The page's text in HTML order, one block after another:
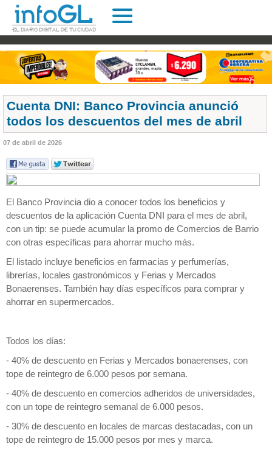
Cuenta DNI: Banco Provincia anunció
todos los descuentos del mes de abril
07 de abril de 2026
El Banco Provincia dio a conocer todos los beneficios y
descuentos de la aplicación Cuenta DNI para el mes de abril,
con un tip: se puede acumular la promo de Comercios de Barrio
con otras específicas para ahorrar mucho más.
El listado incluye beneficios en farmacias y perfumerías,
librerías, locales gastronómicos y Ferias y Mercados
Bonaerenses. También hay días específicos para comprar y
ahorrar en supermercados.
Todos los días:
- 40% de descuento en Ferias y Mercados bonaerenses, con
tope de reintegro de 6.000 pesos por semana.
- 40% de descuento en comercios adheridos de universidades,
con un tope de reintegro semanal de 6.000 pesos.
- 30% de descuento en locales de marcas destacadas, con un
tope de reintegro de 15.000 pesos por mes y marca.